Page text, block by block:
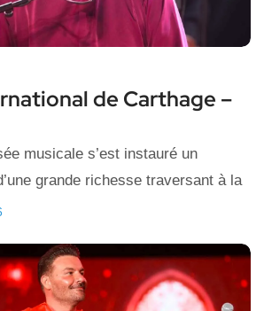
de Carthage –
musicale s’est instauré un
grande richesse traversant à la